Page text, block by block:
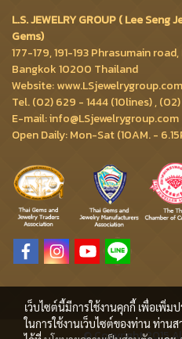
L.S. JEWELRY GROUP ( Lee Seng
Gems)
177-179, 191-193 Phrasumain
Bangkok 10200 Thailand
Website:
Tel. (02) 629 - 1444 (10lines) ,
E-mail: info@LSjewelrygroup.com
Open Daily: Mon-Sat (10AM. -
© Copyright 2015
เว็บไซต์นี้มีการใช้งานคุกกี้ เพื่อเพิ่
ในการใช้งานเว็บไซต์ของท่าน ท่าน